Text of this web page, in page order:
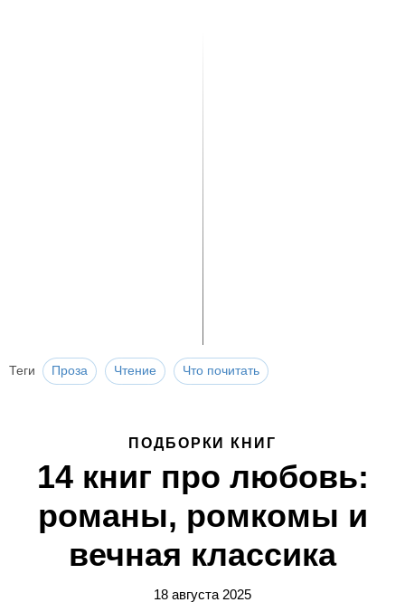
Теги Проза Чтение Что почитать
ПОДБОРКИ КНИГ
14 книг про любовь:
романы, ромкомы и
вечная классика
18 августа 2025